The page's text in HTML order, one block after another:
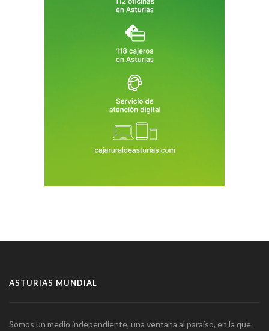
ASTURIAS MUNDIAL
Somos un medio independiente, una ventana al paraíso, en la que